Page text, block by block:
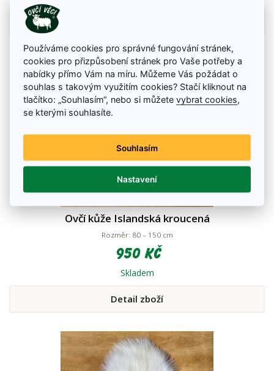
Ovčí kůže Islandská kroucená
Rozměr: 80 – 150 cm
950 Kč
Skladem
Detail zboží
Používáme cookies pro správné fungování stránek,
cookies pro přizpůsobení stránek pro Vaše potřeby a
nabídky přímo Vám na míru. Můžeme Vás požádat o
souhlas s takovým využitím cookies? Stačí kliknout na
tlačítko: „Souhlasím“, nebo si můžetevybrat cookies,
se kterými souhlasíte.
Souhlasím
Nastavení